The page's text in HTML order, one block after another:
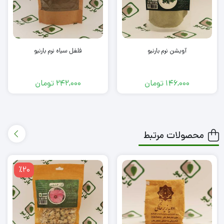
آویشن نرم بارنبو
146,000 تومان
فلفل سیاه نرم بارنبو
242,000 تومان
محصولات مرتبط
٪20